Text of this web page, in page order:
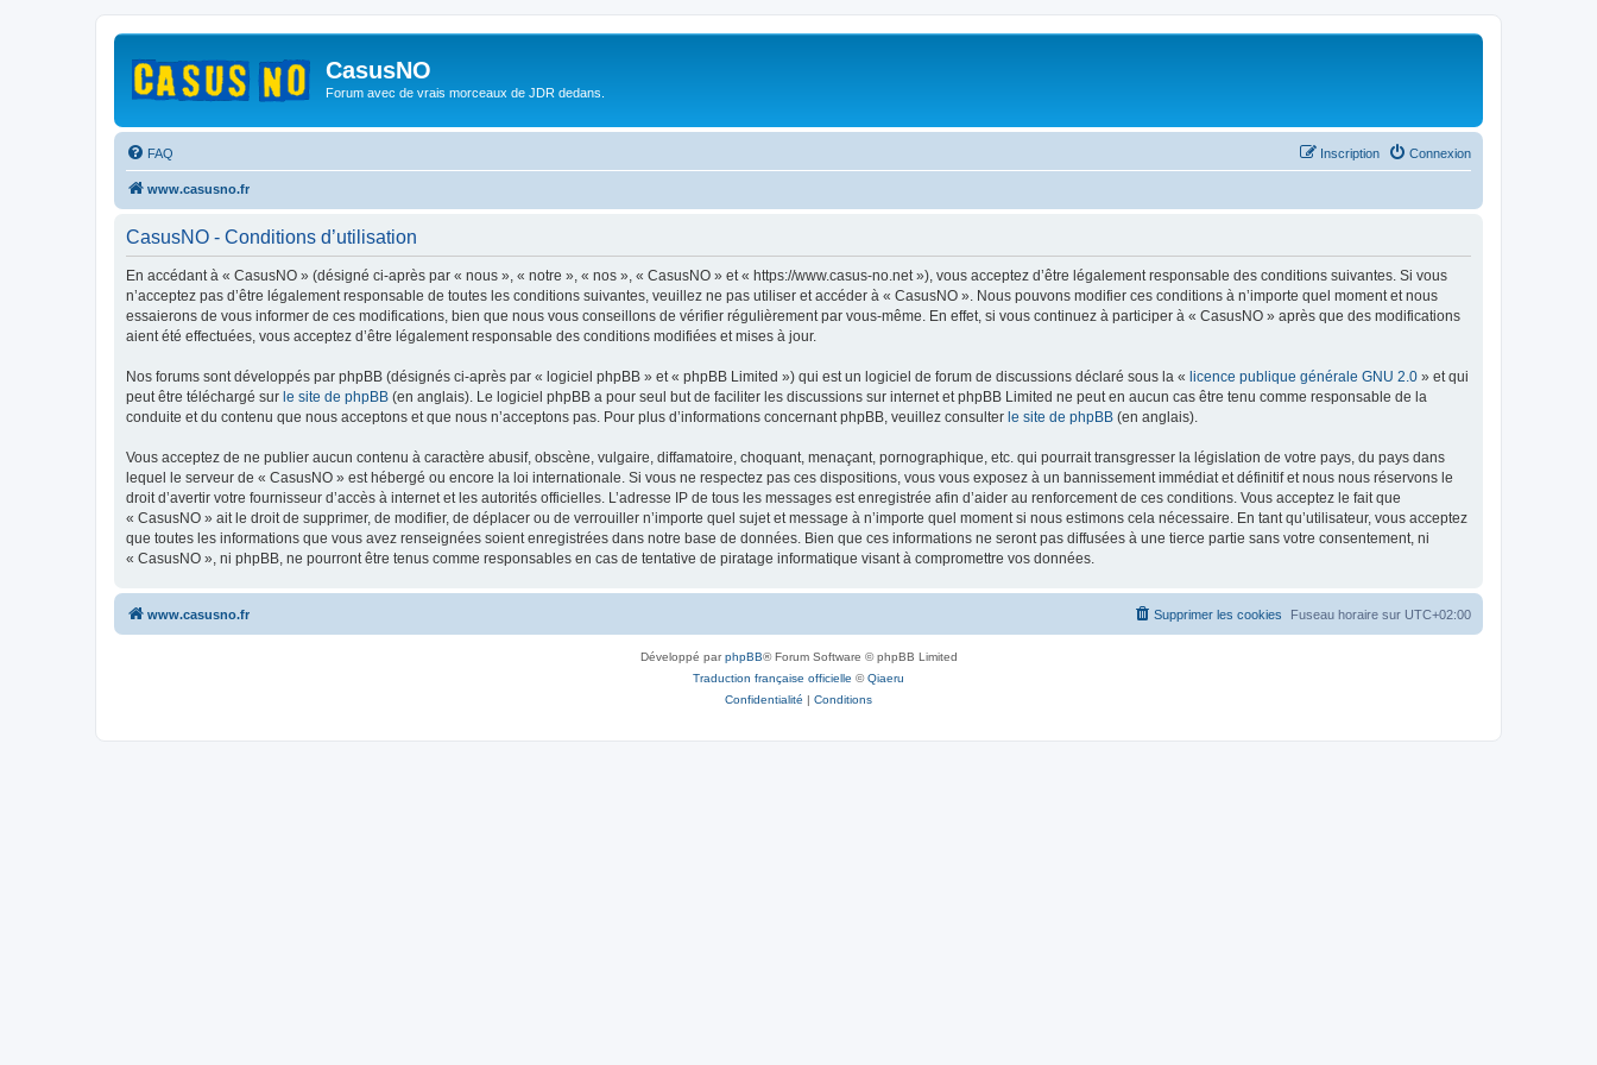
CasusNO
Forum avec de vrais morceaux de JDR dedans.
FAQ Connexion
Inscription
www.casusno.fr
CasusNO - Conditions d’utilisation
En accédant à « CasusNO » (désigné ci-après par « nous », « notre », « nos », « CasusNO » et « https://www.casus-no.net »), vous acceptez d’être légalement responsable des conditions suivantes. Si vous
n’acceptez pas d’être légalement responsable de toutes les conditions suivantes, veuillez ne pas utiliser et accéder à « CasusNO ». Nous pouvons modifier ces conditions à n’importe quel moment et nous
essaierons de vous informer de ces modifications, bien que nous vous conseillons de vérifier régulièrement par vous-même. En effet, si vous continuez à participer à « CasusNO » après que des modifications
aient été effectuées, vous acceptez d’être légalement responsable des conditions modifiées et mises à jour.
Nos forums sont développés par phpBB (désignés ci-après par « logiciel phpBB » et « phpBB Limited ») qui est un logiciel de forum de discussions déclaré sous la « licence publique générale GNU 2.0 » et qui
peut être téléchargé sur le site de phpBB (en anglais). Le logiciel phpBB a pour seul but de faciliter les discussions sur internet et phpBB Limited ne peut en aucun cas être tenu comme responsable de la
conduite et du contenu que nous acceptons et que nous n’acceptons pas. Pour plus d’informations concernant phpBB, veuillez consulter le site de phpBB (en anglais).
Vous acceptez de ne publier aucun contenu à caractère abusif, obscène, vulgaire, diffamatoire, choquant, menaçant, pornographique, etc. qui pourrait transgresser la législation de votre pays, du pays dans
lequel le serveur de « CasusNO » est hébergé ou encore la loi internationale. Si vous ne respectez pas ces dispositions, vous vous exposez à un bannissement immédiat et définitif et nous nous réservons le
droit d’avertir votre fournisseur d’accès à internet et les autorités officielles. L’adresse IP de tous les messages est enregistrée afin d’aider au renforcement de ces conditions. Vous acceptez le fait que
« CasusNO » ait le droit de supprimer, de modifier, de déplacer ou de verrouiller n’importe quel sujet et message à n’importe quel moment si nous estimons cela nécessaire. En tant qu’utilisateur, vous acceptez
que toutes les informations que vous avez renseignées soient enregistrées dans notre base de données. Bien que ces informations ne seront pas diffusées à une tierce partie sans votre consentement, ni
« CasusNO », ni phpBB, ne pourront être tenus comme responsables en cas de tentative de piratage informatique visant à compromettre vos données.
www.casusno.fr Fuseau horaire sur UTC+02:00
Supprimer les cookies
Développé parphpBB® Forum Software © phpBB Limited
Traduction française officielle ©Qiaeru
Confidentialité | Conditions